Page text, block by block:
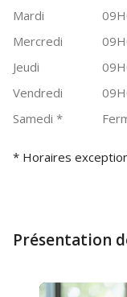
Mardi
Mercredi
Jeudi
Vendredi
Samedi *
* Horaires
Présentation